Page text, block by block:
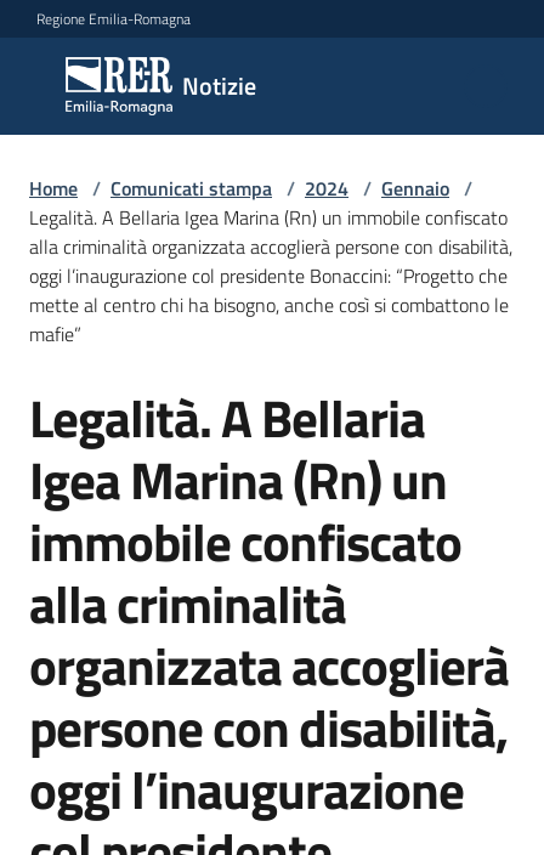
Vai al contenuto
Vai alla navigazione
Vai al footer
Regione Emilia-Romagna
Notizie
Notizie
Comunicati
stampa
Menu selezionato
Cerca
un
comunicato
Risorse
Agenzia
di
informazione
comunicazione
Seguici
su
Home / Comunicati stampa / 2024 / Gennaio /
Legalità. A Bellaria Igea Marina (Rn) un immobile confiscato
alla criminalità organizzata accoglierà persone con disabilità,
oggi l’inaugurazione col presidente Bonaccini: “Progetto che
mette al centro chi ha bisogno, anche così si combattono le
mafie”
Salta al contenuto
Legalità. A Bellaria
Igea Marina (Rn) un
immobile confiscato
alla criminalità
organizzata accoglierà
persone con disabilità,
oggi l’inaugurazione